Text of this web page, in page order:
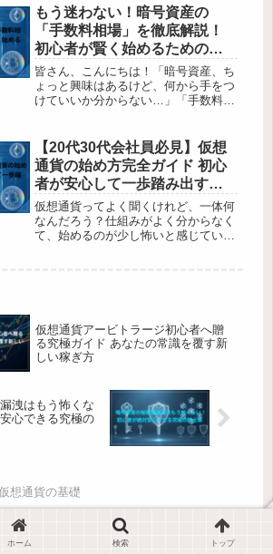
特に20代30代の会社員の皆さんから、
こんな声をよく聞きます。仮想通貨の
世...
もう迷わない！暗号資産の
「手数料相場」を徹底解説！
初心者が賢く始めるための完
全ガイド
皆さん、こんにちは！「暗号資産、ち
ょっと興味はあるけど、何から手をつ
けていいか分からない…」「手数料っ
員のあなた、私も昔は全く同じ気持ち
でした。暗号資産（仮想通貨）の世...
【20代30代会社員必見】仮想
通貨の始め方完全ガイド 初心
者が安心して一歩踏み出すた
めの秘訣
仮想通貨ってよく聞くけれど、一体何
なんだろう？仕組みがよく分からなく
て、始めるのが少し怖いと感じている
仮想通貨アービトラージ初心者へ贈
る究極ガイド あなたの常識を覆す新
しい稼ぎ方
洩はもう怖くな
心できる究極の
想通貨の基礎
ホーム 検索 トップ